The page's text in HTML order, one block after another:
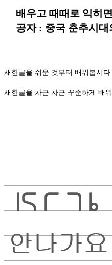
배우고 때때로 익히
공자 : 중국 춘추시
새한글을 쉬운 것부터 배워봅시다
새한글을 차근 차근 꾸준하게 배